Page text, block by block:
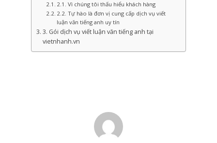
2.1. Vì chúng tôi thấu hiểu khách hàng
2.2. Tự hào là đơn vị cung cấp dịch vụ viết
luận văn tiếng anh uy tín
3. Gói dịch vụ viết luận văn tiếng anh tại
vietnhanh.vn